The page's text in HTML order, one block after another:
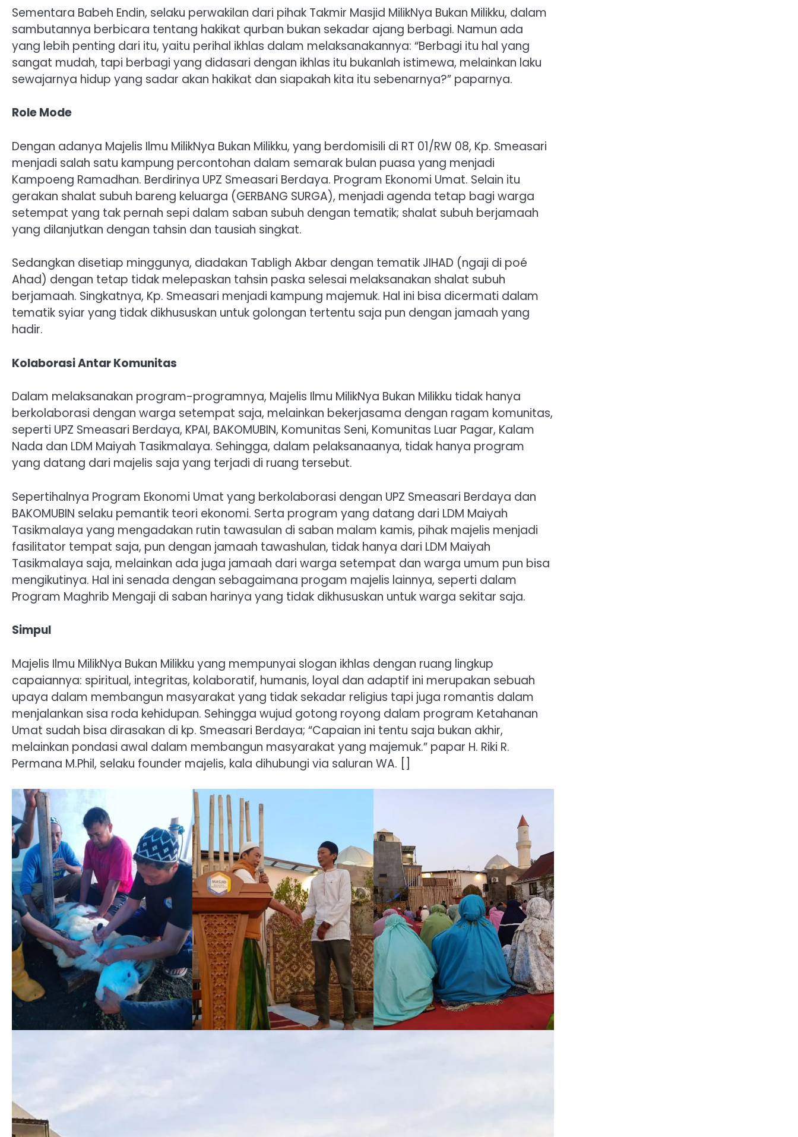
Sementara Babeh Endin, selaku perwakilan dari pihak Takmir Masjid MilikNya Bukan Milikku, dalam
sambutannya berbicara tentang hakikat qurban bukan sekadar ajang berbagi. Namun ada
yang lebih penting dari itu, yaitu perihal ikhlas dalam melaksanakannya: “Berbagi itu hal yang
sangat mudah, tapi berbagi yang didasari dengan ikhlas itu bukanlah istimewa, melainkan laku
sewajarnya hidup yang sadar akan hakikat dan siapakah kita itu sebenarnya?” paparnya.
Role Mode
Dengan adanya Majelis Ilmu MilikNya Bukan Milikku, yang berdomisili di RT 01/RW 08, Kp. Smeasari
menjadi salah satu kampung percontohan dalam semarak bulan puasa yang menjadi
Kampoeng Ramadhan. Berdirinya UPZ Smeasari Berdaya. Program Ekonomi Umat. Selain itu
gerakan shalat subuh bareng keluarga (GERBANG SURGA), menjadi agenda tetap bagi warga
setempat yang tak pernah sepi dalam saban subuh dengan tematik; shalat subuh berjamaah
yang dilanjutkan dengan tahsin dan tausiah singkat.
Sedangkan disetiap minggunya, diadakan Tabligh Akbar dengan tematik JIHAD (ngaji di poé
Ahad) dengan tetap tidak melepaskan tahsin paska selesai melaksanakan shalat subuh
berjamaah. Singkatnya, Kp. Smeasari menjadi kampung majemuk. Hal ini bisa dicermati dalam
tematik syiar yang tidak dikhususkan untuk golongan tertentu saja pun dengan jamaah yang
hadir.
Kolaborasi Antar Komunitas
Dalam melaksanakan program-programnya, Majelis Ilmu MilikNya Bukan Milikku tidak hanya
berkolaborasi dengan warga setempat saja, melainkan bekerjasama dengan ragam komunitas,
seperti UPZ Smeasari Berdaya, KPAI, BAKOMUBIN, Komunitas Seni, Komunitas Luar Pagar, Kalam
Nada dan LDM Maiyah Tasikmalaya. Sehingga, dalam pelaksanaanya, tidak hanya program
yang datang dari majelis saja yang terjadi di ruang tersebut.
Sepertihalnya Program Ekonomi Umat yang berkolaborasi dengan UPZ Smeasari Berdaya dan
BAKOMUBIN selaku pemantik teori ekonomi. Serta program yang datang dari LDM Maiyah
Tasikmalaya yang mengadakan rutin tawasulan di saban malam kamis, pihak majelis menjadi
fasilitator tempat saja, pun dengan jamaah tawashulan, tidak hanya dari LDM Maiyah
Tasikmalaya saja, melainkan ada juga jamaah dari warga setempat dan warga umum pun bisa
mengikutinya. Hal ini senada dengan sebagaimana progam majelis lainnya, seperti dalam
Program Maghrib Mengaji di saban harinya yang tidak dikhususkan untuk warga sekitar saja.
Simpul
Majelis Ilmu MilikNya Bukan Milikku yang mempunyai slogan ikhlas dengan ruang lingkup
capaiannya: spiritual, integritas, kolaboratif, humanis, loyal dan adaptif ini merupakan sebuah
upaya dalam membangun masyarakat yang tidak sekadar religius tapi juga romantis dalam
menjalankan sisa roda kehidupan. Sehingga wujud gotong royong dalam program Ketahanan
Umat sudah bisa dirasakan di kp. Smeasari Berdaya; “Capaian ini tentu saja bukan akhir,
melainkan pondasi awal dalam membangun masyarakat yang majemuk.” papar H. Riki R.
Permana M.Phil, selaku founder majelis, kala dihubungi via saluran WA. []